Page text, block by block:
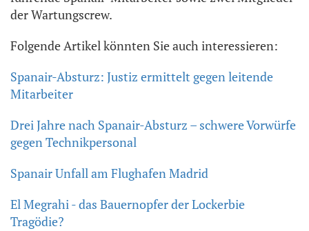
der Wartungscrew.
Folgende Artikel könnten Sie auch interessieren:
Spanair-Absturz: Justiz ermittelt gegen leitende
Mitarbeiter
Drei Jahre nach Spanair-Absturz – schwere Vorwürfe
gegen Technikpersonal
Spanair Unfall am Flughafen Madrid
El Megrahi - das Bauernopfer der Lockerbie
Tragödie?